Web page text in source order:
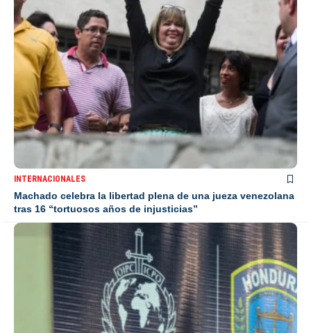
INTERNACIONALES
Machado celebra la libertad plena de una jueza venezolana
tras 16 “tortuosos años de injusticias”